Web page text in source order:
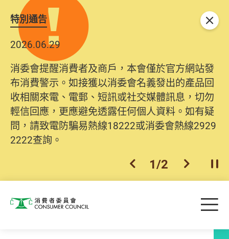
特別通告
2026.06.29
消委會提醒消費者及商戶，本會僅於官方網站發
布消費警示。如接獲以消委會名義發出的產品回
收相關來電、電郵、短訊或社交媒體訊息，切勿
輕信回應，更應避免透露任何個人資料。如有疑
問，請致電防騙易熱線18222或消委會熱線2929
2222查詢。
上一個
1/2 下一個開
關閉
消費者委員會 目